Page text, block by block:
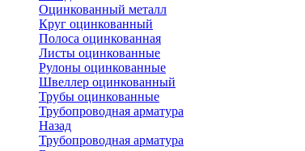
Оцинкованный металл
Круг оцинкованный
Полоса оцинкованная
Листы оцинкованные
Рулоны оцинкованные
Швеллер оцинкованный
Трубы оцинкованные
Трубопроводная арматура
Назад
Трубопроводная арматура